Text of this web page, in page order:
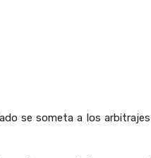
se someta a los arbitrajes